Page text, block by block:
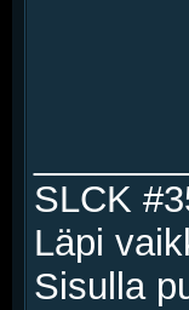
SLCK
Läpi
Sisulla